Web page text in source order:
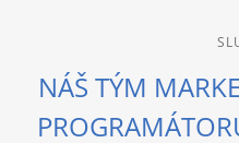
NÁŠ TÝM